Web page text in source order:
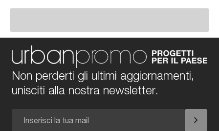
Non perderti gli ultimi aggiornamenti,
unisciti alla nostra newsletter.
chevron_right